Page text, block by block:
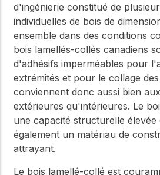
d'ingénierie constitué de
individuelles de bois de
ensemble dans des conditions
bois lamellés-collés canadiens
d'adhésifs imperméables pour
extrémités et pour le collage
conviennent donc aussi bien
extérieures qu'intérieures. Le
une capacité structurelle élevée
également un matériau de
attrayant.
Le bois lamellé-collé est